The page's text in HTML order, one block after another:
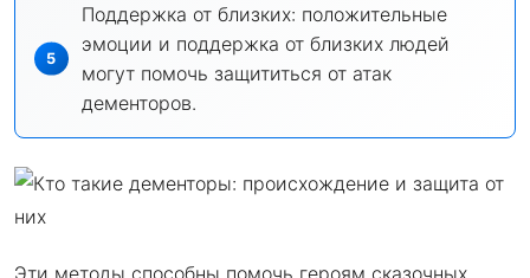
Поддержка от близких: положительные
эмоции и поддержка от близких людей
могут помочь защититься от атак
дементоров.
Эти методы способны помочь героям сказочных